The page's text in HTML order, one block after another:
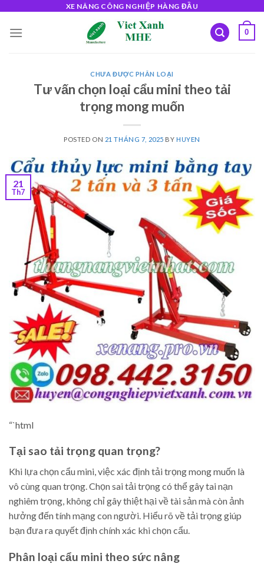
content
XE NÂNG CÔNG NGHIỆP HÀNG ĐẦU
0
CHƯA ĐƯỢC PHÂN LOẠI
Tư vấn chọn loại cẩu mini theo tải
trọng mong muốn
POSTED ON 21 THÁNG 7, 2025 BY HUYEN
21
Th7
“`html
Tại sao tải trọng quan trọng?
Khi lựa chọn cẩu mini, việc xác định tải trọng mong muốn là
vô cùng quan trọng. Chọn sai tải trọng có thể gây tai nạn
nghiêm trọng, không chỉ gây thiệt hại về tài sản mà còn ảnh
hưởng đến tính mạng con người. Hiểu rõ về tải trọng giúp
bạn đưa ra quyết định chính xác khi chọn cẩu.
Phân loại cẩu mini theo sức nâng